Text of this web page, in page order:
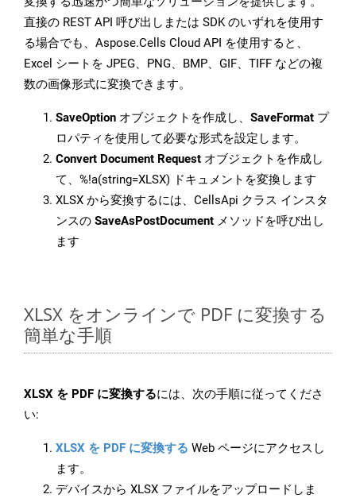
直接の REST API 呼び出しまたは SDK のいずれを使用す
る場合でも、Aspose.Cells Cloud API を使用すると、
Excel シートを JPEG、PNG、BMP、GIF、TIFF などの複
数の画像形式に変換できます。
SaveOption オブジェクトを作成し、 SaveFormat プ
ロパティを使用して必要な形式を設定します。
Convert Document Request オブジェクトを作成し
て、%!a(string=XLSX) ドキュメントを変換します
XLSX から変換するには、CellsApi クラス インスタ
ンスの SaveAsPostDocument メソッドを呼び出し
ます
XLSX をオンラインで PDF に変換する
簡単な手順
XLSX を PDF に変換するには、次の手順に従ってくださ
い:
XLSX を PDF に変換する Web ページにアクセスし
ます。
デバイスから XLSX ファイルをアップロードしま